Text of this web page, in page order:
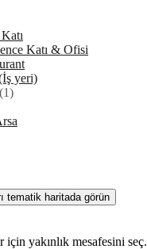
Katı & Ofisi
yeri)
(1)
tematik haritada görün
yakınlık mesafesini seç.